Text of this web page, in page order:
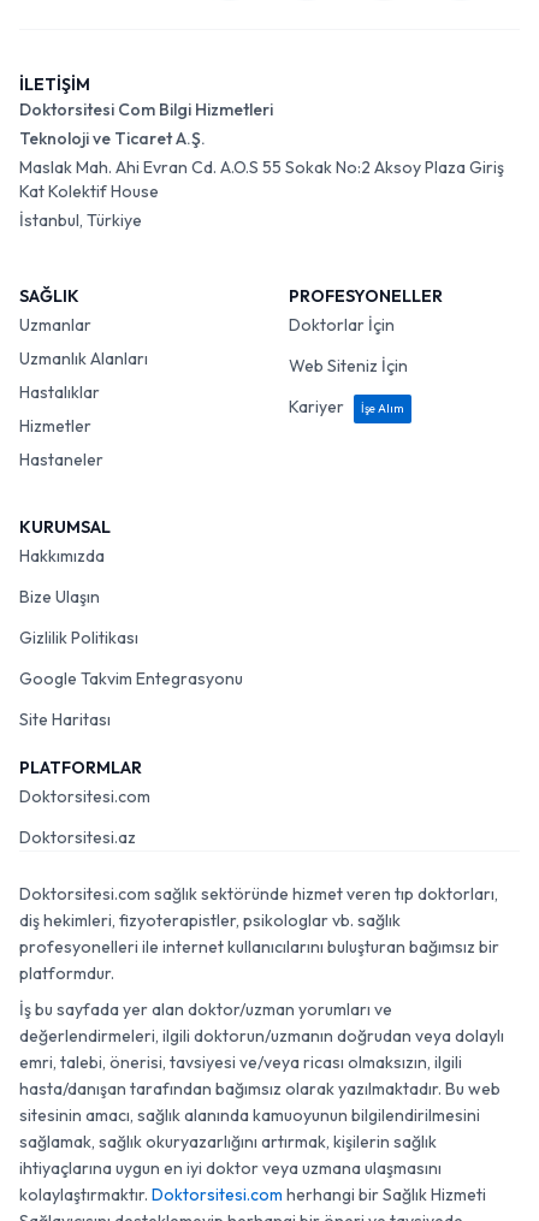
İLETİŞİM
Doktorsitesi Com Bilgi Hizmetleri
Teknoloji ve Ticaret A.Ş.
Maslak Mah. Ahi Evran Cd. A.O.S 55 Sokak No:2 Aksoy Plaza Giriş
Kat Kolektif House
İstanbul, Türkiye
SAĞLIK
Uzmanlar
Uzmanlık Alanları
Hastalıklar
Hizmetler
Hastaneler
PROFESYONELLER
Doktorlar İçin
Web Siteniz İçin
Kariyer
İşe Alım
KURUMSAL
Hakkımızda
Bize Ulaşın
Gizlilik Politikası
Google Takvim Entegrasyonu
Site Haritası
PLATFORMLAR
Doktorsitesi.com
Doktorsitesi.az
Doktorsitesi.com sağlık sektöründe hizmet veren tıp doktorları,
diş hekimleri, fizyoterapistler, psikologlar vb. sağlık
profesyonelleri ile internet kullanıcılarını buluşturan bağımsız bir
platformdur.
İş bu sayfada yer alan doktor/uzman yorumları ve
değerlendirmeleri, ilgili doktorun/uzmanın doğrudan veya dolaylı
emri, talebi, önerisi, tavsiyesi ve/veya ricası olmaksızın, ilgili
hasta/danışan tarafından bağımsız olarak yazılmaktadır. Bu web
sitesinin amacı, sağlık alanında kamuoyunun bilgilendirilmesini
sağlamak, sağlık okuryazarlığını artırmak, kişilerin sağlık
ihtiyaçlarına uygun en iyi doktor veya uzmana ulaşmasını
kolaylaştırmaktır. Doktorsitesi.com herhangi bir Sağlık Hizmeti